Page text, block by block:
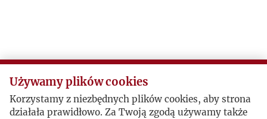
Używamy plików cookies
Korzystamy z niezbędnych plików cookies, aby strona
działała prawidłowo. Za Twoją zgodą używamy także